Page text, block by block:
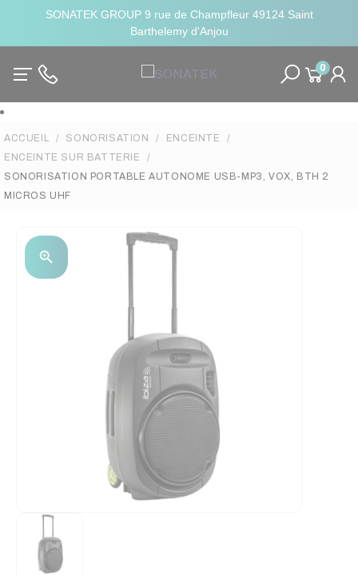
SONATEK GROUP 9 rue de Champfleur 49124 Saint
Barthelemy d'Anjou
0
ACCUEIL SONORISATION
ENCEINTE
ENCEINTE SUR BATTERIE
SONORISATION PORTABLE AUTONOME USB-MP3, VOX, BTH 2
MICROS UHF
zoom_in